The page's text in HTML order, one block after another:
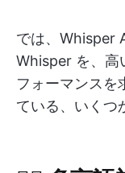
では、Whisper
Whisper を、高
フォーマンスを
ている、いくつ